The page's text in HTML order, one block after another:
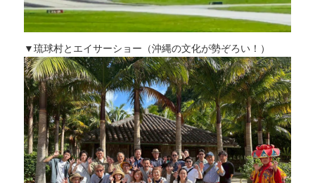
▼琉球村とエイサーショー（沖縄の文化が勢ぞろい！）